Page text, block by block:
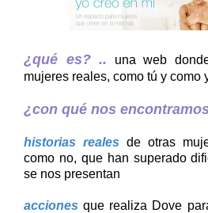
¿qué es? .. una web
mujeres reales, como tú y como
¿con qué nos
historias reales de otras
como no, que han superado
se nos presentan
acciones que realiza Dove